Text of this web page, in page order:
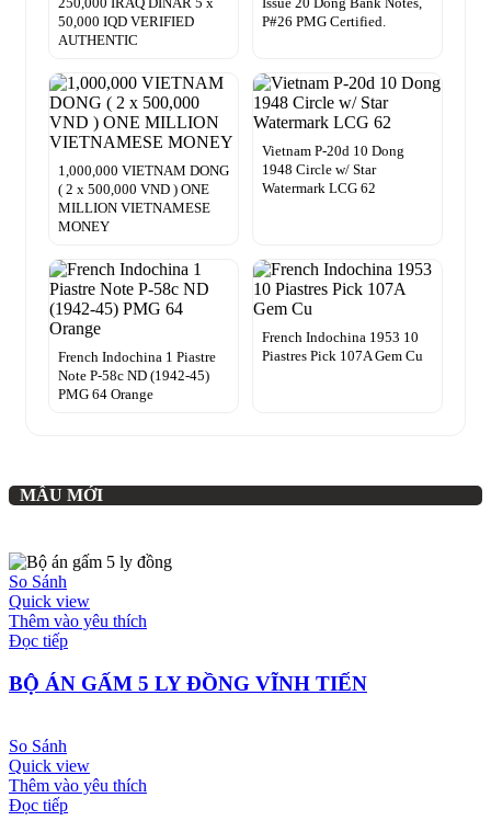
50,000 IQD VERIFIED
AUTHENTIC
P#26 PMG Certified.
1,000,000 VIETNAM DONG
( 2 x 500,000 VND ) ONE
MILLION VIETNAMESE
MONEY
Vietnam P-20d 10 Dong
1948 Circle w/ Star
Watermark LCG 62
French Indochina 1 Piastre
Note P-58c ND (1942-45)
PMG 64 Orange
French Indochina 1953 10
Piastres Pick 107A Gem Cu
MẪU MỚI
So Sánh
Quick view
Thêm vào yêu thích
Đọc tiếp
BỘ ÁN GẤM 5 LY ĐỒNG VĨNH TIẾN
So Sánh
Quick view
Thêm vào yêu thích
Đọc tiếp